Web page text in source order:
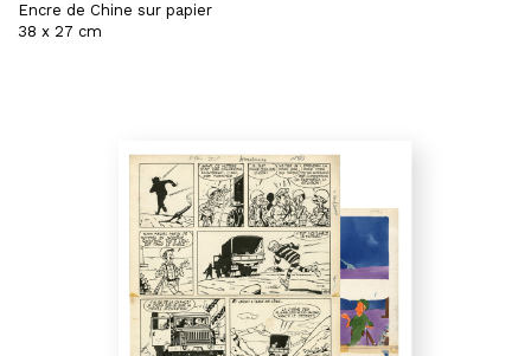
Encre de Chine sur papier
38 x 27 cm